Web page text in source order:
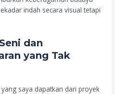
indah secara visual tetapi
dan
yang Tak
saya dapatkan dari proyek